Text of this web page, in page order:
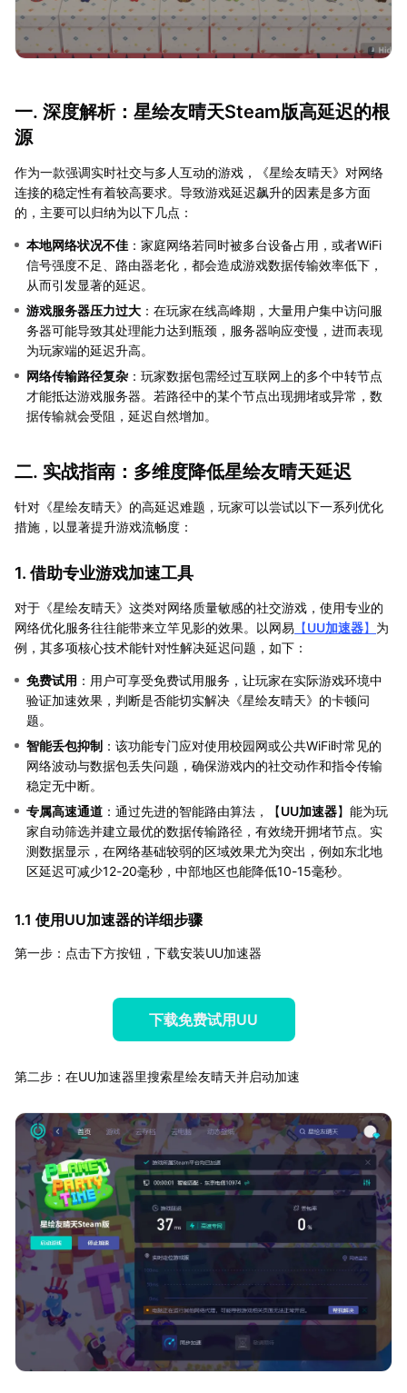
一. 深度解析：星绘友晴天Steam版高延迟的根
源
作为一款强调实时社交与多人互动的游戏，《星绘友晴天》对网络
连接的稳定性有着较高要求。导致游戏延迟飙升的因素是多方面
的，主要可以归纳为以下几点：
本地网络状况不佳 ：家庭网络若同时被多台设备占用，或者WiFi
信号强度不足、路由器老化，都会造成游戏数据传输效率低下，
从而引发显著的延迟。
游戏服务器压力过大 ：在玩家在线高峰期，大量用户集中访问服
务器可能导致其处理能力达到瓶颈，服务器响应变慢，进而表现
为玩家端的延迟升高。
网络传输路径复杂 ：玩家数据包需经过互联网上的多个中转节点
才能抵达游戏服务器。若路径中的某个节点出现拥堵或异常，数
据传输就会受阻，延迟自然增加。
二. 实战指南：多维度降低星绘友晴天延迟
针对《星绘友晴天》的高延迟难题，玩家可以尝试以下一系列优化
措施，以显著提升游戏流畅度：
1. 借助专业游戏加速工具
对于《星绘友晴天》这类对网络质量敏感的社交游戏，使用专业的
网络优化服务往往能带来立竿见影的效果。以网易 【UU加速器】 为
例，其多项核心技术能针对性解决延迟问题，如下：
免费试用 ：用户可享受免费试用服务，让玩家在实际游戏环境中
验证加速效果，判断是否能切实解决《星绘友晴天》的卡顿问
题。
智能丢包抑制 ：该功能专门应对使用校园网或公共WiFi时常见的
网络波动与数据包丢失问题，确保游戏内的社交动作和指令传输
稳定无中断。
专属高速通道 ：通过先进的智能路由算法，【UU加速器】能为玩
家自动筛选并建立最优的数据传输路径，有效绕开拥堵节点。实
测数据显示，在网络基础较弱的区域效果尤为突出，例如东北地
区延迟可减少12-20毫秒，中部地区也能降低10-15毫秒。
1.1 使用UU加速器的详细步骤
第一步：点击下方按钮，下载安装UU加速器
下载免费试用UU
第二步：在UU加速器里搜索星绘友晴天并启动加速